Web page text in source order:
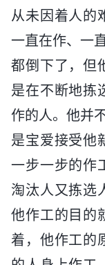
从未因着人的
一直在作、一
都倒下了，但
是在不断地拣
作的人。他并
是宝爱接受他
一步一步的作
淘汰人又拣选
他作工的目的
着，他作工的